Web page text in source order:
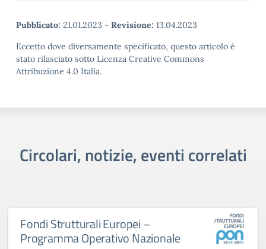
Pubblicato: 21.01.2023 - Revisione: 13.04.2023
Eccetto dove diversamente specificato, questo articolo è
stato rilasciato sotto Licenza Creative Commons
Attribuzione 4.0 Italia.
Circolari, notizie, eventi correlati
Fondi Strutturali Europei –
Programma Operativo Nazionale